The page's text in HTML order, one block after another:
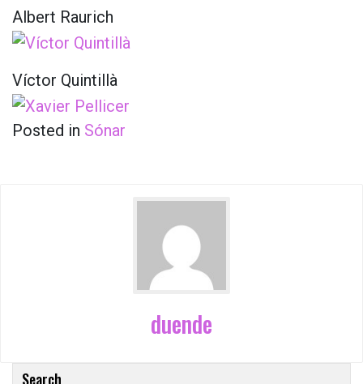
Albert Raurich
Víctor Quintillà
Posted in Sónar
duende
Search